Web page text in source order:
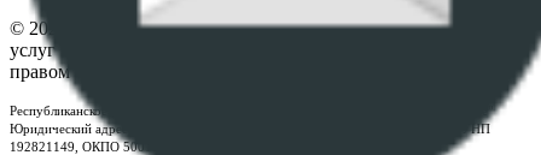
© 2026 Республиканское унитарное предприятие по оказанию
услуг "БелЮрОбеспечение" - Все права защищены авторским
правом
Республиканское унитарное предприятие по оказанию услуг "БелЮрОбеспечение"
Юридический адрес: г. Минск, пр-т. Дзержинского, 1Б, e-mail:
, УНП
192821149, ОКПО 500111895000